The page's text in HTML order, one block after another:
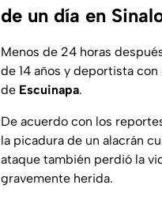
de un día en
Menos de 24 horas
de 14 años y deportista
de Escuinapa.
De acuerdo con los
la picadura de un alacrán
ataque también perdió la
gravemente herida.